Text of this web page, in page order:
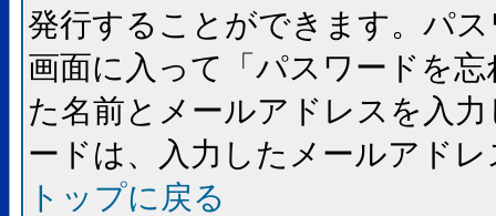
発行することができます。パ
画面に入って「パスワードを
た名前とメールアドレスを入
ードは、入力したメールアド
トップに戻る